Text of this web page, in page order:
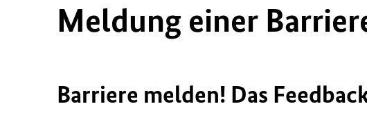
Meldung einer
Barriere melden! Das